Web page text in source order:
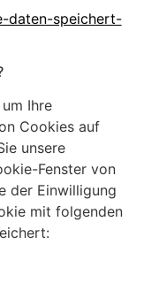
daten-speichert-
Ihre
Cookies auf
unsere
Fenster von
der Einwilligung
mit folgenden